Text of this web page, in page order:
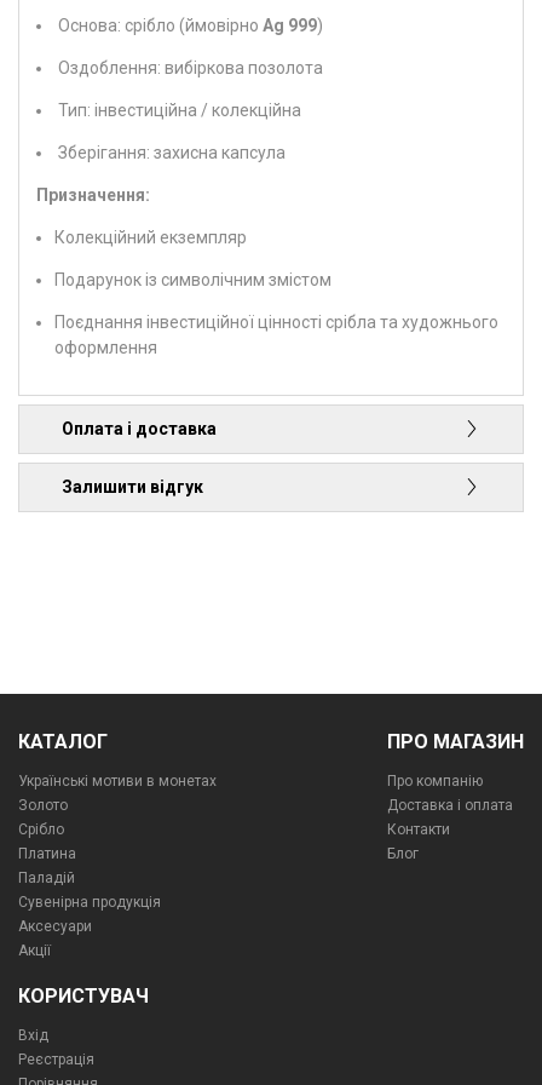
Основа: срібло (ймовірноAg 999)
Оздоблення: вибіркова позолота
Тип: інвестиційна / колекційна
Зберігання: захисна капсула
Призначення:
Колекційний екземпляр
Подарунок із символічним змістом
Поєднання інвестиційної цінності срібла та художнього
оформлення
Оплата і доставка
Залишити відгук
КАТАЛОГ
Українські мотиви в монетах
Золото
Срібло
Платина
Паладій
Сувенірна продукція
Аксесуари
Акції
ПРО МАГАЗИН
Про компанiю
Доставка і оплата
Контакти
Блог
КОРИСТУВАЧ
Вхід
Реєстрація